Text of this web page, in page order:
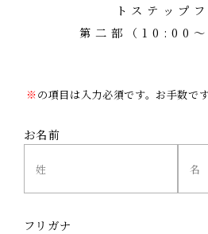
トステップ
第二部（10:00
※の項目は入力必須です。お手数で
お名前
フリガナ